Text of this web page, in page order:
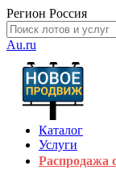
Регион Россия
Au.ru
Каталог
Услуги
Распродажа